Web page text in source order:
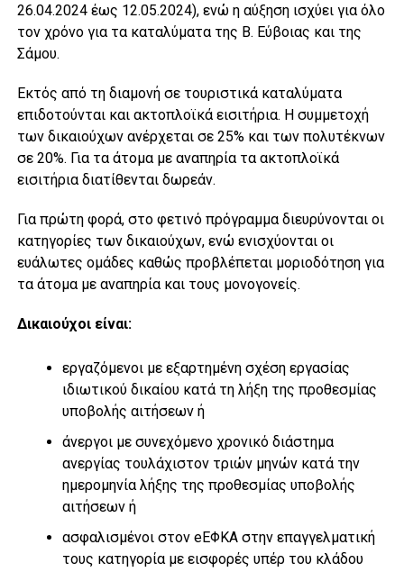
26.04.2024 έως 12.05.2024), ενώ η αύξηση ισχύει για όλο
τον χρόνο για τα καταλύματα της Β. Εύβοιας και της
Σάμου.
Εκτός από τη διαμονή σε τουριστικά καταλύματα
επιδοτούνται και ακτοπλοϊκά εισιτήρια. Η συμμετοχή
των δικαιούχων ανέρχεται σε 25% και των πολυτέκνων
σε 20%. Για τα άτομα με αναπηρία τα ακτοπλοϊκά
εισιτήρια διατίθενται δωρεάν.
Για πρώτη φορά, στο φετινό πρόγραμμα διευρύνονται οι
κατηγορίες των δικαιούχων, ενώ ενισχύονται οι
ευάλωτες ομάδες καθώς προβλέπεται μοριοδότηση για
τα άτομα με αναπηρία και τους μονογονείς.
Δικαιούχοι είναι:
εργαζόμενοι με εξαρτημένη σχέση εργασίας
ιδιωτικού δικαίου κατά τη λήξη της προθεσμίας
υποβολής αιτήσεων ή
άνεργοι με συνεχόμενο χρονικό διάστημα
ανεργίας τουλάχιστον τριών μηνών κατά την
ημερομηνία λήξης της προθεσμίας υποβολής
αιτήσεων ή
ασφαλισμένοι στον eEΦΚΑ στην επαγγελματική
τους κατηγορία με εισφορές υπέρ του κλάδου